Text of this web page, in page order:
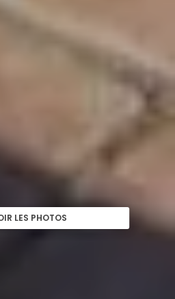
LES PHOTOS